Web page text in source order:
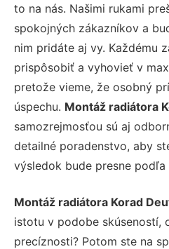
to na nás. Našimi rukami
spokojných zákazníkov a
nim pridáte aj vy. Každému
prispôsobiť a vyhovieť v
pretože vieme, že osobný
úspechu. Montáž radiátora
samozrejmosťou sú aj
detailné poradenstvo, aby
výsledok bude presne podľa
Montáž radiátora Korad
istotu v podobe skúseností,
precíznosti? Potom ste na